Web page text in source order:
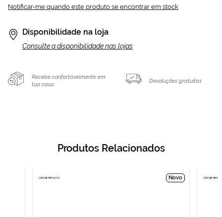
Notificar-me quando este produto se encontrar em stock
Disponibilidade na loja
Consulte a disponibilidade nas lojas
Recebe confortavelmente em
tua casa
Devoluções gratuitas
Produtos Relacionados
Novo